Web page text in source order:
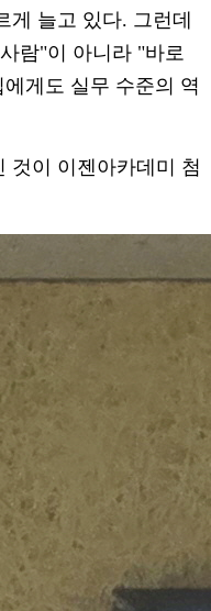
게 늘고 있다. 그런데
람"이 아니라 "바로
게도 실무 수준의 역
것이 이젠아카데미 첨